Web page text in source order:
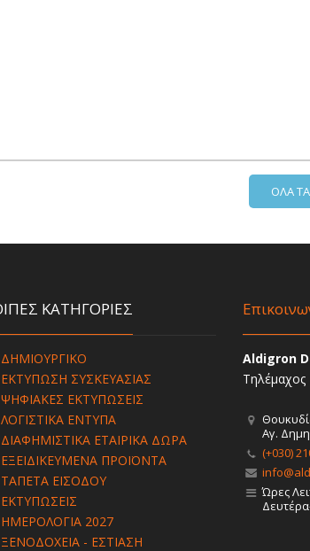
ΟΛΑ
ΚΑΤΗΓΟΡΙΕΣ
ΔΗΜΙΟΥΡΓΙΚΟ
ΕΚΤΥΠΩΣΗ ΣΥΣΚΕΥΑΣΙΑΣ
ΨΗΦΙΑΚΕΣ ΕΚΤΥΠΩΣΕΙΣ
ΛΟΓΙΣΤΙΚΑ ΕΝΤΥΠΑ
ΔΙΑΦΗΜΙΣΤΙΚΑ ΕΤΑΙΡΙΚΑ ΔΩΡΑ
ΕΞΕΙΔΙΚΕΥΜΕΝΑ ΠΡΟΪΟΝΤΑ
ΤΑΠΕΤΑ ΕΙΣΟΔΟΥ
ΕΚΤΥΠΩΣΕΙΣ
ΗΜΕΡΟΛΟΓΙΑ 2027
ΞΕΝΟΔΟΧΕΙΑ - ΕΣΤΙΑΣΗ
Aldigron
Αγ.
(+030)
Ώρες